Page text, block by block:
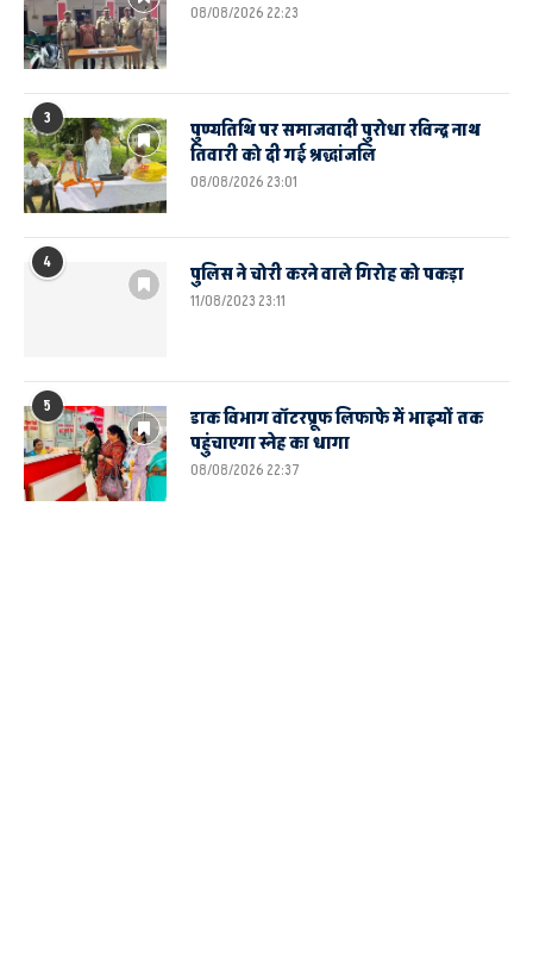
08/08/2026 22:23
3
पुण्यतिथि पर समाजवादी पुरोधा रविन्द्र नाथ
तिवारी को दी गई श्रद्धांजलि
08/08/2026 23:01
4 पुलिस ने चोरी करने वाले गिरोह को पकड़ा
11/08/2023 23:11
5
डाक विभाग वॉटरप्रूफ लिफाफे में भाइयों तक
पहुंचाएगा स्नेह का धागा
08/08/2026 22:37